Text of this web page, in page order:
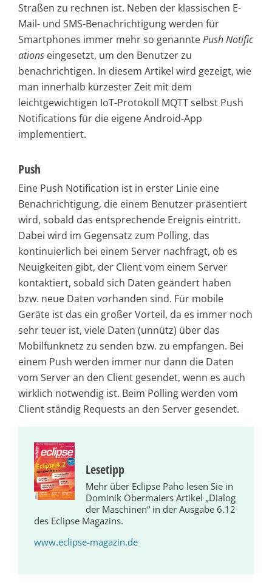
Straßen zu rechnen ist. Neben der klassischen E-
Mail- und SMS-Benachrichtigung werden für
Smartphones immer mehr so genanntePush Notific
ations eingesetzt, um den Benutzer zu
benachrichtigen. In diesem Artikel wird gezeigt, wie
man innerhalb kürzester Zeit mit dem
leichtgewichtigen IoT-Protokoll MQTT selbst Push
Notifications für die eigene An­droid-App
implementiert.
Push
Eine Push Notification ist in erster Linie eine
Benachrichtigung, die einem Benutzer präsentiert
wird, sobald das entsprechende Ereignis eintritt.
Dabei wird im Gegensatz zum Polling, das
kontinuierlich bei einem Server nachfragt, ob es
Neuigkeiten gibt, der Client vom einem Server
kontaktiert, sobald sich Daten geändert haben
bzw. neue Daten vorhanden sind. Für mobile
Geräte ist das ein großer Vorteil, da es immer noch
sehr teuer ist, viele Daten (unnütz) über das
Mobilfunknetz zu senden bzw. zu empfangen. Bei
einem Push werden immer nur dann die Daten
vom Server an den Client gesendet, wenn es auch
wirklich notwendig ist. Beim Polling werden vom
Client ständig Requests an den Server gesendet.
Lesetipp
Mehr über Eclipse Paho lesen Sie in
Dominik Obermaiers Artikel „Dialog
der Maschinen“ in der Ausgabe 6.12
des Eclipse Magazins.
www.eclipse-magazin.de